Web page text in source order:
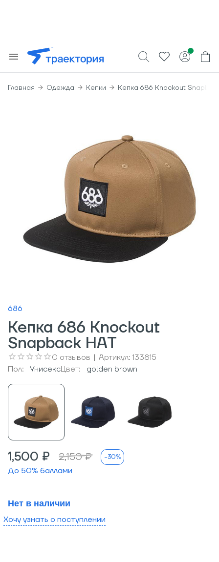
Главная Одежда Кепки Кепка 686 Knockout
686
Кепка 686 Knockout
Snapback HAT
0 отзывов | Артикул: 133815
Пол:
УнисексЦвет: golden brown
1,500 ₽ 2,150 ₽ -30%
До 50% баллами
Нет в наличии
Хочу узнать о поступлении